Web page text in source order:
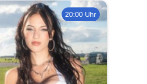
20:00 Uhr